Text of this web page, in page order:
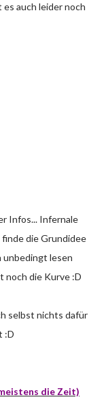
auch leider noch
die Grundidee
unbedingt lesen
noch die Kurve :D
:D